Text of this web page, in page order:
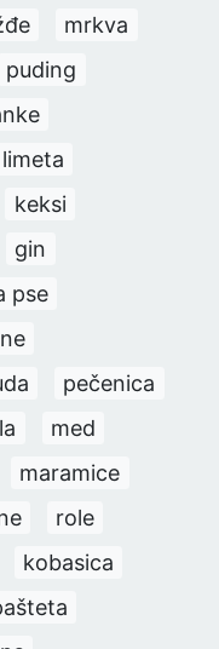
mrkva
puding
limeta
keksi
gin
pse
pečenica
med
maramice
role
kobasica